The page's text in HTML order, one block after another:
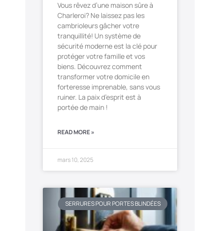
Vous rêvez d’une maison sûre à
Charleroi? Ne laissez pas les
cambrioleurs gâcher votre
tranquillité! Un système de
sécurité moderne est la clé pour
protéger votre famille et vos
biens. Découvrez comment
transformer votre domicile en
forteresse imprenable, sans vous
ruiner. La paix d’esprit est à
portée de main !
READ MORE »
mars 10, 2025
SERRURES POUR PORTES BLINDÉES